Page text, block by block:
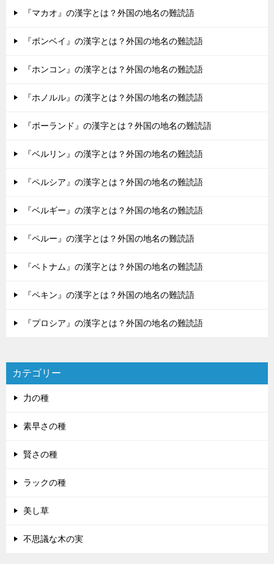
『マカオ』の漢字とは？外国の地名の難読語
『ボンベイ』の漢字とは？外国の地名の難読語
『ホンコン』の漢字とは？外国の地名の難読語
『ホノルル』の漢字とは？外国の地名の難読語
『ポーランド』の漢字とは？外国の地名の難読語
『ベルリン』の漢字とは？外国の地名の難読語
『ペルシア』の漢字とは？外国の地名の難読語
『ベルギー』の漢字とは？外国の地名の難読語
『ペルー』の漢字とは？外国の地名の難読語
『ベトナム』の漢字とは？外国の地名の難読語
『ペキン』の漢字とは？外国の地名の難読語
『プロシア』の漢字とは？外国の地名の難読語
カテゴリー
力の種
素早さの種
賢さの種
ラックの種
美し草
不思議な木の実